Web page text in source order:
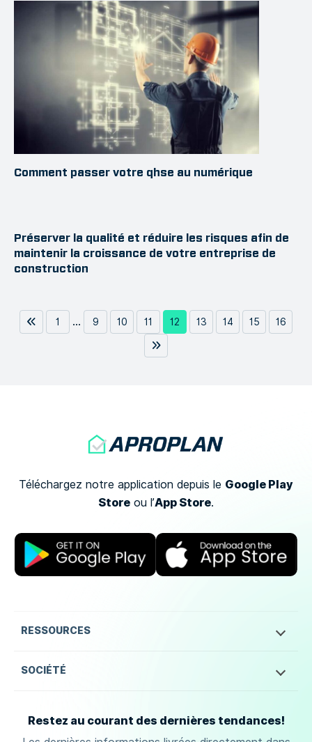
Comment passer votre qhse au numérique
Préserver la qualité et réduire les risques afin de
maintenir la croissance de votre entreprise de
construction
1 ... 9 10 11 12 13 14 15 16
Téléchargez notre application depuis le Google Play
Store ou l’App Store.
RESSOURCES
SOCIÉTÉ
Restez au courant des dernières tendances!